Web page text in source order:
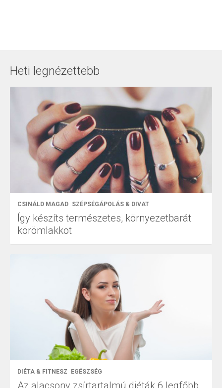
Heti legnézettebb
CSINÁLD MAGAD SZÉPSÉGÁPOLÁS & DIVAT
Így készíts természetes, környezetbarát
körömlakkot
DIÉTA & FITNESZ EGÉSZSÉG
Az alacsony zsírtartalmú diéták 6 legfőbb